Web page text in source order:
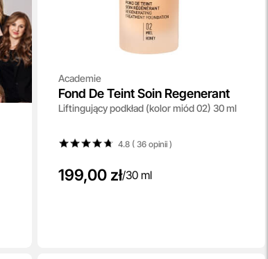
Academie
Fond De Teint Soin Regenerant
Liftingujący podkład (kolor miód 02) 30 ml
4.8 ( 36opinii)
199,00 zł/30 ml